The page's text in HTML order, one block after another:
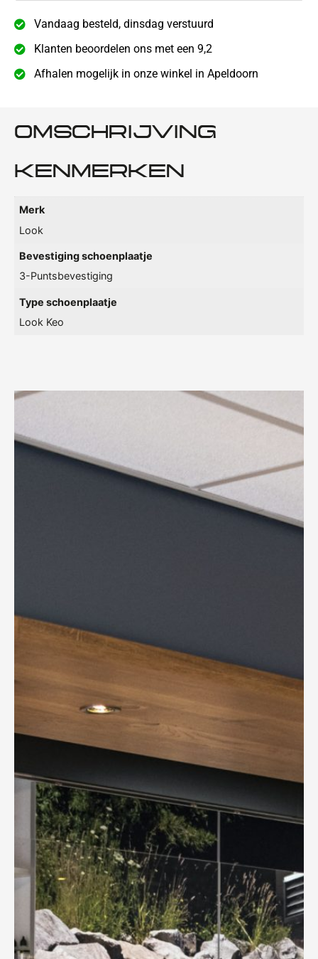
Vandaag besteld, dinsdag verstuurd
Klanten beoordelen ons met een 9,2
Afhalen mogelijk in onze winkel in Apeldoorn
OMSCHRIJVING
KENMERKEN
Merk
Look
Bevestiging schoenplaatje
3-Puntsbevestiging
Type schoenplaatje
Look Keo